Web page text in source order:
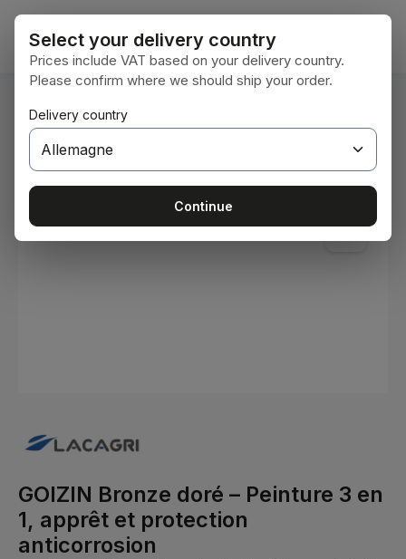
Passer au contenu principal
Vous êtes ici : Accueil
Peintures et vernis
Ignorer la galerie d'images
GOIZIN Bronze doré – Peinture 3 en
1, apprêt et protection
anticorrosion
Select your delivery country
Prices include VAT based on your delivery country.
Please confirm where we should ship your order.
Delivery country
Continue